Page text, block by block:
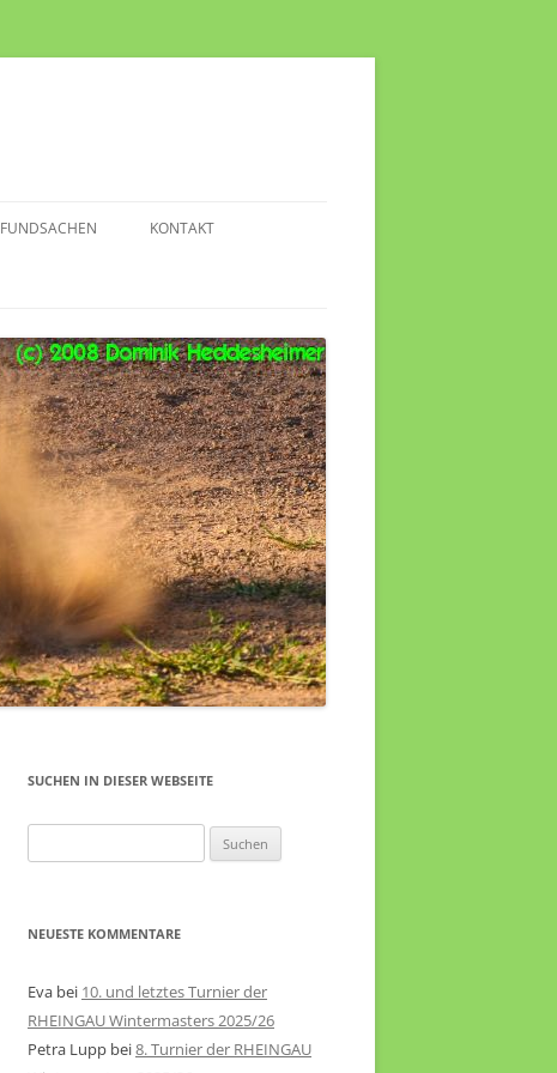
FUNDSACHEN KONTAKT
SUCHEN IN DIESER WEBSEITE
nach:
NEUESTE KOMMENTARE
Eva bei 10. und letztes Turnier der
RHEINGAU Wintermasters 2025/26
Petra Lupp bei8. Turnier der RHEINGAU